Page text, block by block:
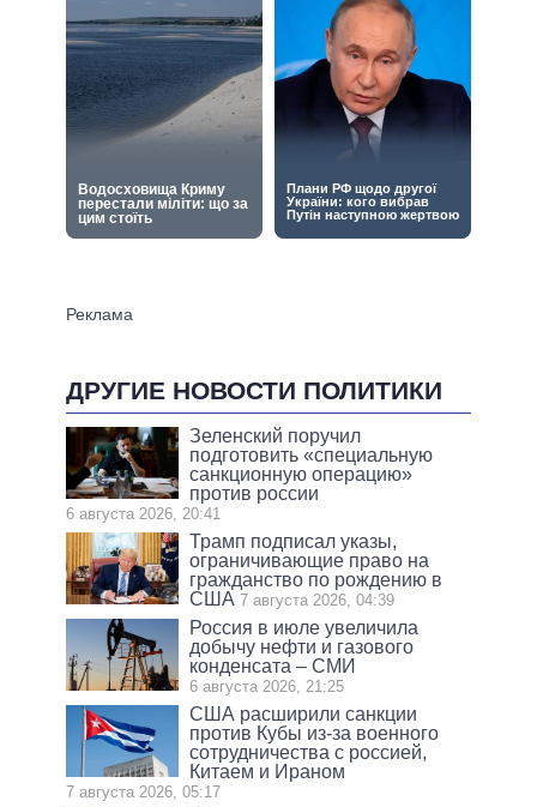
ДРУГИЕ НОВОСТИ ПОЛИТИКИ
Зеленский поручил
подготовить «специальную
санкционную операцию»
против россии
6 августа 2026, 20:41
Трамп подписал указы,
ограничивающие право на
гражданство по рождению в
США 7 августа 2026, 04:39
Россия в июле увеличила
добычу нефти и газового
конденсата – СМИ
6 августа 2026, 21:25
США расширили санкции
против Кубы из-за военного
сотрудничества с россией,
Китаем и Ираном
7 августа 2026, 05:17